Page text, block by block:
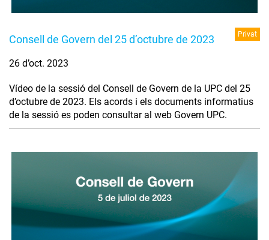
Consell de Govern del 25 d’octubre de 2023 Privat
26 d’oct. 2023
Vídeo de la sessió del Consell de Govern de la UPC del 25
d’octubre de 2023. Els acords i els documents informatius
de la sessió es poden consultar al web Govern UPC.